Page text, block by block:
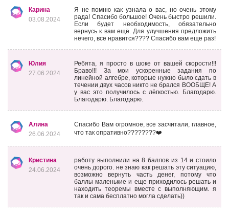
Карина
03.08.2024
Я не помню как узнала о вас, но очень этому
рада! Спасибо большое! Очень быстро решили.
Если будет необходимость, обязательно
вернусь к вам ещё. Для улучшения предложить
нечего, все нравится???? Спасибо вам еще раз!
Юлия
27.06.2024
Ребята, я просто в шоке от вашей скорости!!!
Браво!!! За мои ускоренные задания по
линейной алгебре, которые нужно было сдать в
течении двух часов никто не брался ВООБЩЕ! А
у вас это получилось с лёгкостью. Благодарю.
Благодарю. Благодарю.
Алина
26.06.2024
Спасибо Вам огромное, все засчитали, главное,
что так опративно????????❤️
Кристина
24.06.2024
работу выполнили на 8 баллов из 14 и стоило
очень дорого. не знаю как решать эту ситуацию,
возможно вернуть часть денег, потому что
баллы маленькие и еще приходилось решать и
находить теоремы вместе с выполняющим. я
так и сама бесплатно могла сделать))